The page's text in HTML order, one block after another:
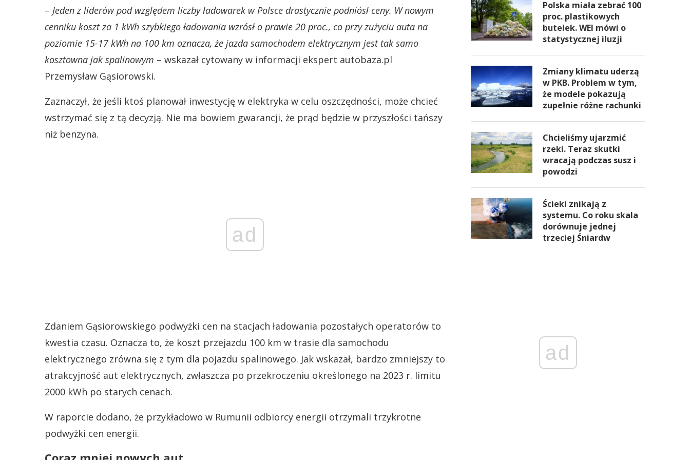
– Jeden z liderów pod względem liczby ładowarek w Polsce drastycznie podniósł ceny. W nowym
cenniku koszt za 1 kWh szybkiego ładowania wzrósł o prawie 20 proc., co przy zużyciu auta na
poziomie 15-17 kWh na 100 km oznacza, że jazda samochodem elektrycznym jest tak samo
kosztowna jak spalinowym – wskazał cytowany w informacji ekspert autobaza.pl
Przemysław Gąsiorowski.
Zaznaczył, że jeśli ktoś planował inwestycję w elektryka w celu oszczędności, może chcieć
wstrzymać się z tą decyzją. Nie ma bowiem gwarancji, że prąd będzie w przyszłości tańszy
niż benzyna.
ad
Zdaniem Gąsiorowskiego podwyżki cen na stacjach ładowania pozostałych operatorów to
kwestia czasu. Oznacza to, że koszt przejazdu 100 km w trasie dla samochodu
elektrycznego zrówna się z tym dla pojazdu spalinowego. Jak wskazał, bardzo zmniejszy to
atrakcyjność aut elektrycznych, zwłaszcza po przekroczeniu określonego na 2023 r. limitu
2000 kWh po starych cenach.
W raporcie dodano, że przykładowo w Rumunii odbiorcy energii otrzymali trzykrotne
podwyżki cen energii.
Polska miała zebrać 100
proc. plastikowych
butelek. WEI mówi o
statystycznej iluzji
Zmiany klimatu uderzą
w PKB. Problem w tym,
że modele pokazują
zupełnie różne rachunki
Chcieliśmy ujarzmić
rzeki. Teraz skutki
wracają podczas susz i
powodzi
Ścieki znikają z
systemu. Co roku skala
dorównuje jednej
trzeciej Śniardw
ad